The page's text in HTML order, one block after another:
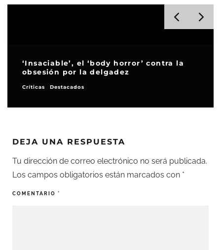
animación con ‘Ages of Madness: The
Howling of the Jinn’
Noticias
DEJA UNA RESPUESTA
Tu dirección de correo electrónico no será publicada.
Los campos obligatorios están marcados con *
COMENTARIO *